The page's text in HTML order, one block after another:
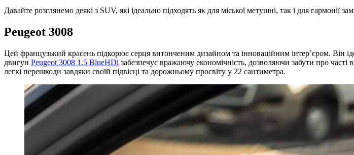
Давайте розглянемо деякі з SUV, які ідеально підходять як для міської метушні, так і для гармонії
Peugeot 3008
Цей французький красень підкорює серця витонченим дизайном та інноваційним інтер’єром. Він
двигун Peugeot 3008 1.5 BlueHDi забезпечує вражаючу економічність, дозволяючи забути про
легкі перешкоди завдяки своїй підвісці та дорожньому просвіту у 22 сантиметра.